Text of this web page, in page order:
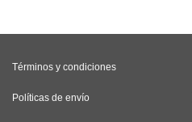
Términos y condiciones
Políticas de envío